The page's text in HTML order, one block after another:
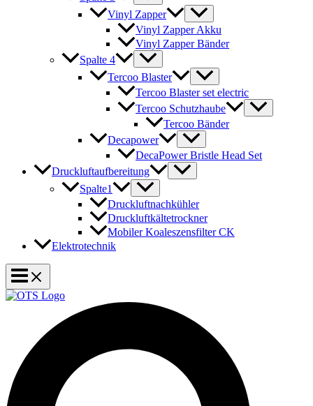
Vinyl Zapper
Vinyl Zapper Akku
Vinyl Zapper Bänder
Spalte 4
Tercoo Blaster
Tercoo Blaster set electric
Tercoo Schutzhaube
Tercoo Bänder
Decapower
DecaPower Bristle Head Set
Druckluftaufbereitung
Spalte1
Druckluftnachkühler
Druckluftkältetrockner
Mobiler Koaleszensfilter CK
Elektrotechnik